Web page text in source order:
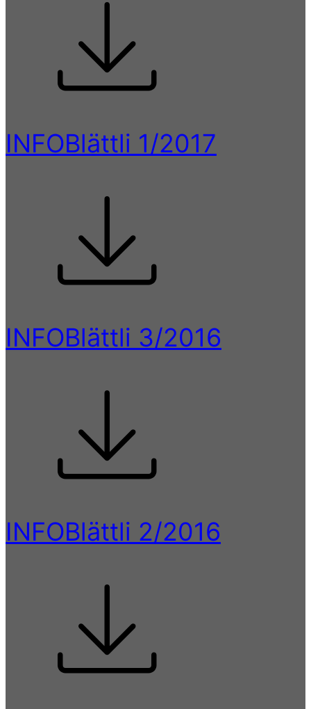
INFOBlättli 1/2017
INFOBlättli 3/2016
INFOBlättli 2/2016